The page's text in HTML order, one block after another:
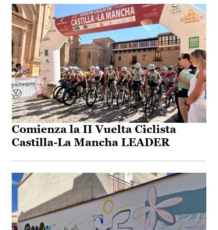
Comienza la II Vuelta Ciclista
Castilla-La Mancha LEADER